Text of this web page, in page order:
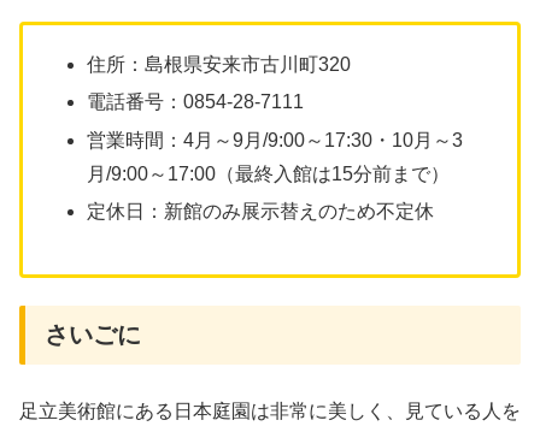
住所：島根県安来市古川町320
電話番号：0854-28-7111
営業時間：4月～9月/9:00～17:30・10月～3
月/9:00～17:00（最終入館は15分前まで）
定休日：新館のみ展示替えのため不定休
さいごに
足立美術館にある日本庭園は非常に美しく、見ている人を